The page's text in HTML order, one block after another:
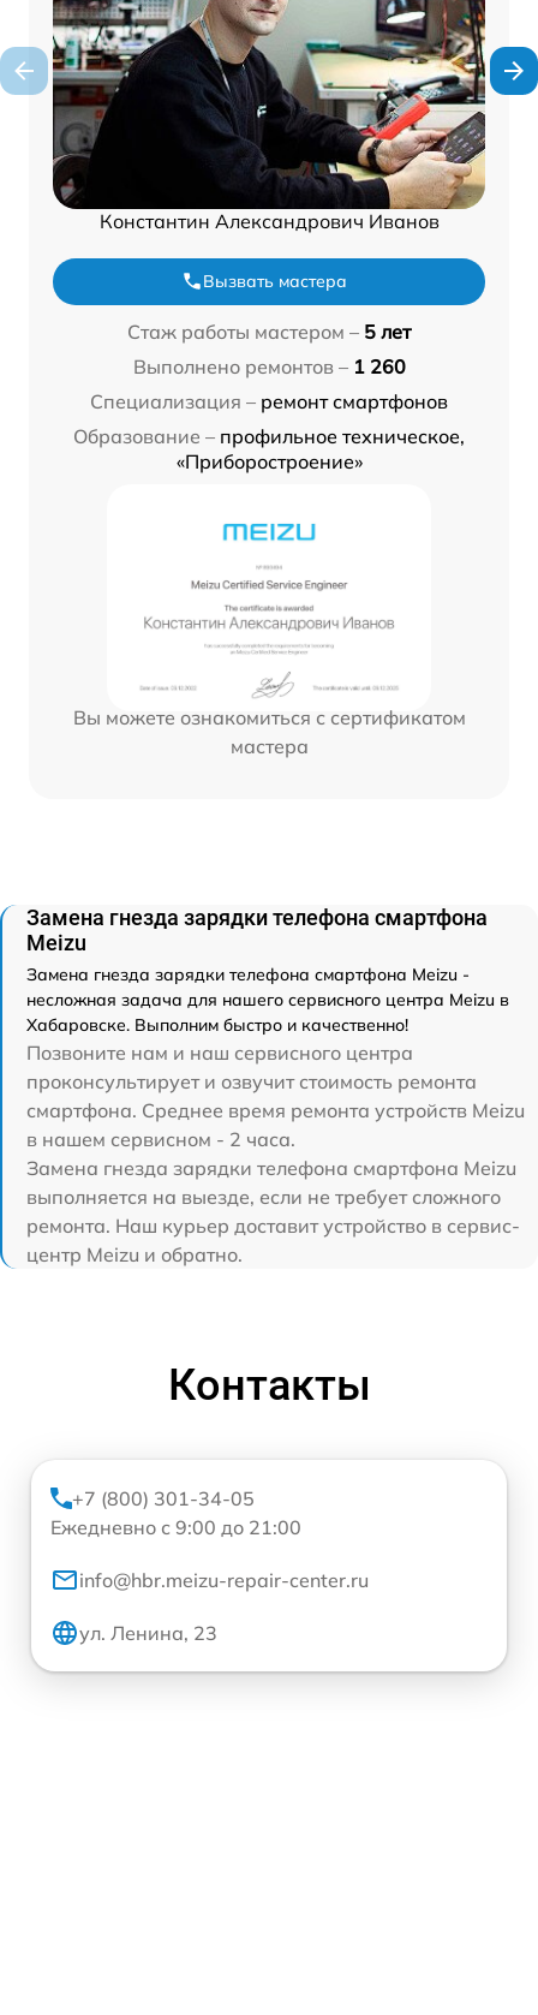
Константин Александрович Иванов
Вызвать мастера
Стаж работы мастером – 5 лет
Выполнено ремонтов – 1 260
Специализация – ремонт смартфонов
Образование – профильное техническое,
«Приборостроение»
Вы можете ознакомиться с сертификатом
мастера
Замена гнезда зарядки телефона смартфона
Meizu
Замена гнезда зарядки телефона смартфона Meizu -
несложная задача для нашего сервисного центра Meizu в
Хабаровске. Выполним быстро и качественно!
Позвоните нам и наш сервисного центра
проконсультирует и озвучит стоимость ремонта
смартфона. Среднее время ремонта устройств Meizu
в нашем сервисном - 2 часа.
Замена гнезда зарядки телефона смартфона Meizu
выполняется на выезде, если не требует сложного
ремонта. Наш курьер доставит устройство в сервис-
центр Meizu и обратно.
Контакты
+7 (800) 301-34-05
Ежедневно с 9:00 до 21:00
info@hbr.meizu-repair-center.ru
ул. Ленина, 23